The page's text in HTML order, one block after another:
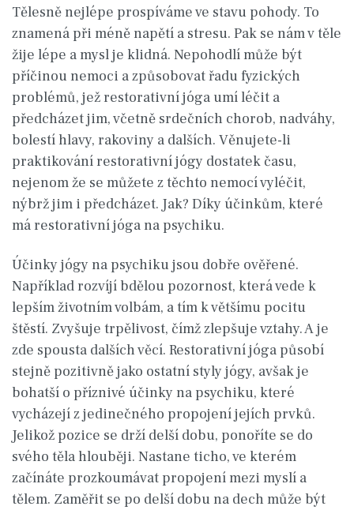
Tělesně nejlépe prospíváme ve stavu pohody. To
znamená při méně napětí a stresu. Pak se nám v těle
žije lépe a mysl je klidná. Nepohodlí může být
příčinou nemoci a způsobovat řadu fyzických
problémů, jež restorativní jóga umí léčit a
předcházet jim, včetně srdečních chorob, nadváhy,
bolestí hlavy, rakoviny a dalších. Věnujete-li
praktikování restorativní jógy dostatek času,
nejenom že se můžete z těchto nemocí vyléčit,
nýbrž jim i předcházet. Jak? Díky účinkům, které
má restorativní jóga na psychiku.
Účinky jógy na psychiku jsou dobře ověřené.
Například rozvíjí bdělou pozornost, která vede k
lepším životním volbám, a tím k většímu pocitu
štěstí. Zvyšuje trpělivost, čímž zlepšuje vztahy. A je
zde spousta dalších věcí. Restorativní jóga působí
stejně pozitivně jako ostatní styly jógy, avšak je
bohatší o příznivé účinky na psychiku, které
vycházejí z jedinečného propojení jejích prvků.
Jelikož pozice se drží delší dobu, ponoříte se do
svého těla hlouběji. Nastane ticho, ve kterém
začínáte prozkoumávat propojení mezi myslí a
tělem. Zaměřit se po delší dobu na dech může být